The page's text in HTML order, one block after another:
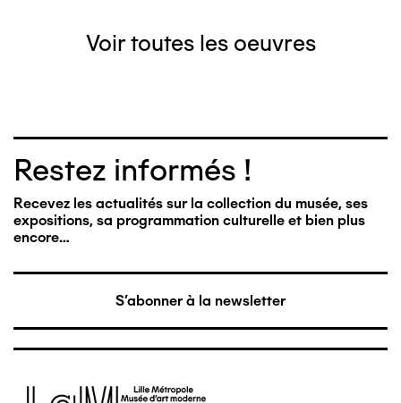
Voir toutes les oeuvres
Restez informés !
Recevez les actualités sur la collection du musée, ses
expositions, sa programmation culturelle et bien plus
encore…
S'abonner à la newsletter
Image